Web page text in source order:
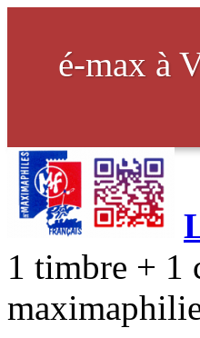
é-max à
1 timbre + 1